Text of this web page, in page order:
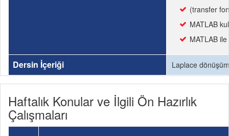
(transfer
MATLAB
MATLAB
Dersin İçeriği Laplace
Haftalık Konular ve İlgili Ön Hazırlık
Çalışmaları